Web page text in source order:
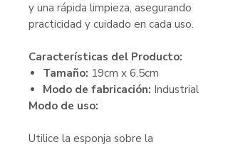
y una rápida limpieza, asegurando
practicidad y cuidado en cada uso.
Características del Producto:
Tamaño: 19cm x 6.5cm
Modo de fabricación: Industrial
Modo de uso:
Utilice la esponja sobre la